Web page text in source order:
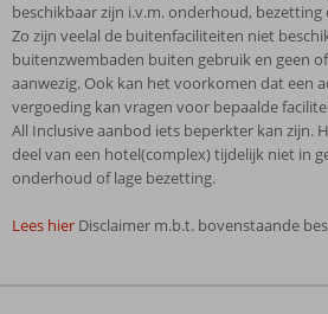
beschikbaar zijn i.v.m. onderhoud,
Zo zijn veelal de buitenfaciliteiten niet
buitenzwembaden buiten gebruik en geen
aanwezig. Ook kan het voorkomen dat een
vergoeding kan vragen voor bepaalde
All Inclusive aanbod iets beperkter kan zijn.
deel van een hotel(complex) tijdelijk niet in
onderhoud of lage bezetting.
Lees hier Disclaimer m.b.t. bovenstaande